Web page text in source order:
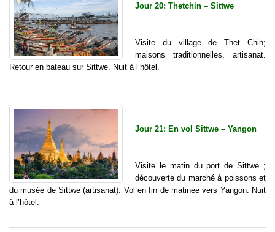
Jour 20: Thetchin – Sittwe
Visite du village de Thet Chin;
maisons traditionnelles, artisanat.
Retour en bateau sur Sittwe. Nuit à l’hôtel.
Jour 21: En vol Sittwe – Yangon
Visite le matin du port de Sittwe ;
découverte du marché à poissons et
du musée de Sittwe (artisanat). Vol en fin de matinée vers Yangon. Nuit
à l’hôtel.